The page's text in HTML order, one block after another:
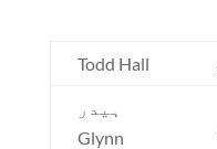
Todd Hall
ہیدر
Glynn